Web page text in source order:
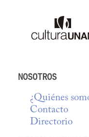
NOSOTROS
¿Quiénes
Contacto
Directorio